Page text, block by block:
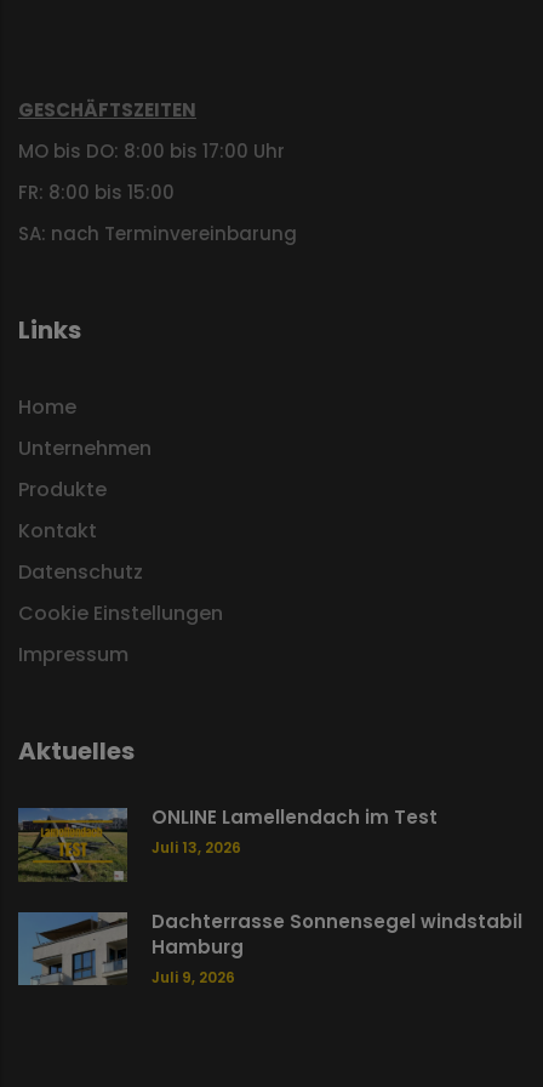
GESCHÄFTSZEITEN
MO bis DO: 8:00 bis 17:00 Uhr
FR: 8:00 bis 15:00
SA: nach Terminvereinbarung
Links
Home
Unternehmen
Produkte
Kontakt
Datenschutz
Cookie Einstellungen
Impressum
Aktuelles
ONLINE Lamellendach im Test
Juli 13, 2026
Dachterrasse Sonnensegel windstabil
Hamburg
Juli 9, 2026